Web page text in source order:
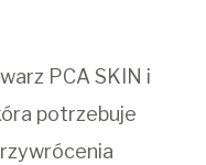
PCA SKIN i
potrzebuje